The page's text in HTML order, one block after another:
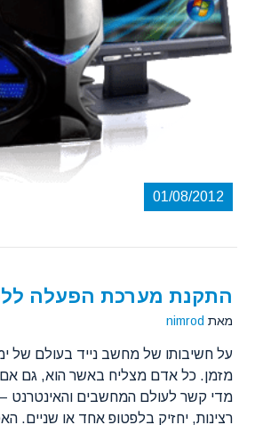
01/08/2012
התקנת מערכת הפעלה
nimrod
על חשיבותו של מחשב נייד בעולם של
מזמן. כל אדם מצליח באשר הוא, גם אם
מדי קשר לעולם המחשבים והאינטרנט
רצינות, יחזיק בלפטופ אחד או שניים.